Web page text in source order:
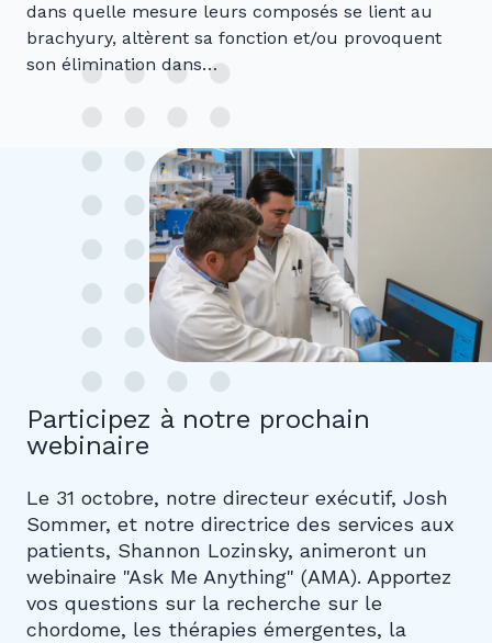
dans quelle mesure leurs composés se lient au
brachyury, altèrent sa fonction et/ou provoquent
son élimination dans…
Participez à notre prochain
webinaire
Le 31 octobre, notre directeur exécutif, Josh
Sommer, et notre directrice des services aux
patients, Shannon Lozinsky, animeront un
webinaire "Ask Me Anything" (AMA). Apportez
vos questions sur la recherche sur le
chordome, les thérapies émergentes, la